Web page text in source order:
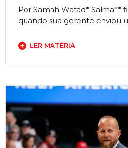
Por Samah Watad* Salma**
quando sua gerente enviou
LER MATÉRIA